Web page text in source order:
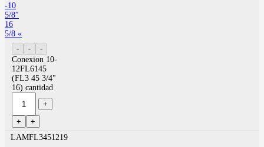
-10
5/8″
16
5/8 «
Conexion 10-
12FL6145
(FL3 45 3/4"
16) cantidad
LAMFL3451219